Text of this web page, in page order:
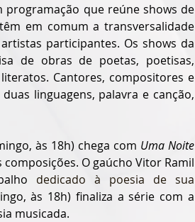
programação que reúne shows de
em comum a transversalidade
participantes. Os shows da
de obras de poetas, poetisas,
Cantores, compositores e
linguagens, palavra e canção,
às 18h) chega com Uma Noite
O gaúcho Vitor Ramil
dedicado à poesia de sua
às 18h) finaliza a série com a
musicada.